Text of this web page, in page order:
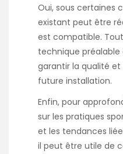
Oui, sous certaines
existant peut être
est compatible.
technique préalable
garantir la qualité
future installation.
Enfin, pour
sur les pratiques
et les tendances
il peut être utile de